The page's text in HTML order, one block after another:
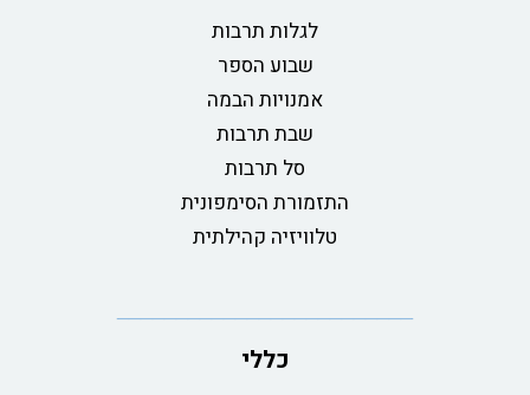
לגלות תרבות
שבוע הספר
אמנויות הבמה
שבת תרבות
סל תרבות
התזמורת הסימפונית
טלוויזיה קהילתית
כללי